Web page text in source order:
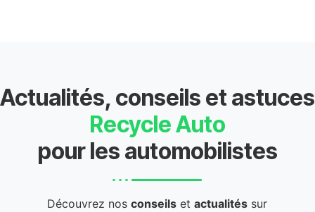
Actualités, conseils et astuces
Recycle Auto
pour les automobilistes
Découvrez nosconseils etactualités sur